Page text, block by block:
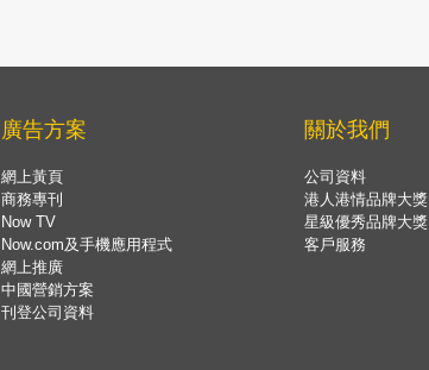
廣告方案
網上黃頁
商務專刊
Now TV
Now.com及手機應用程式
網上推廣
中國營銷方案
刊登公司資料
關於我們
公司資料
港人港情品牌大獎
星級優秀品牌大獎
客戶服務